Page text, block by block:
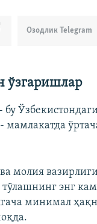
Озодлик Telegram
ўзгаришлар
бу
мамлакатда
молия
тўлашнинг энг
минимал